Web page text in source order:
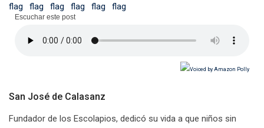
Escuchar este post
San José de Calasanz
Fundador de los Escolapios, dedicó su vida a que niños sin